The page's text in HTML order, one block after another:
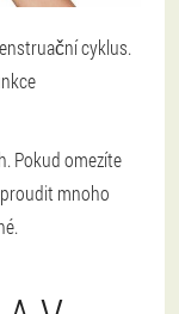
cyklus.
Pokud omezíte
mnoho